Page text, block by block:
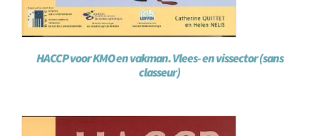
HACCP voor KMO en vakman. Vlees- en vissector (sans
classeur)